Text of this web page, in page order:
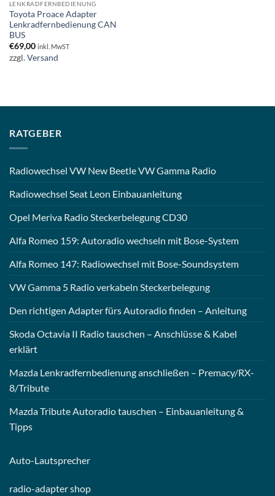
LENKRADFERNBEDIENUNG
Toyota Proace Adapter
Lenkradfernbedienung CAN
BUS
€69,00 inkl. MwST
zzgl.Versand
RATGEBER
Radiowechsel VW New Beetle VW Gamma Radio
Radiowechsel Seat Leon Einbauanleitung
Opel Meriva Radio Steckerbelegung CD30
Alfa Romeo 159: Autoradio wechseln mit Bose-System
Alfa Romeo 147: Radiowechsel mit Bose-Soundsystem
VW Gamma 5 Radio verkabeln Steckerbelegung
Den richtigen Adapter fürs Autoradio finden – Anleitung
Skoda Octavia II Radio tauschen – Anschlüsse & Kabel
erklärt
Mazda Lenkradfernbedienung anschließen – Premacy/RX-
8/Tribute
Mazda Tribute Autoradio tauschen – Einbauanleitung &
Tipps
Auto-Lautsprecher
radio-adapter shop